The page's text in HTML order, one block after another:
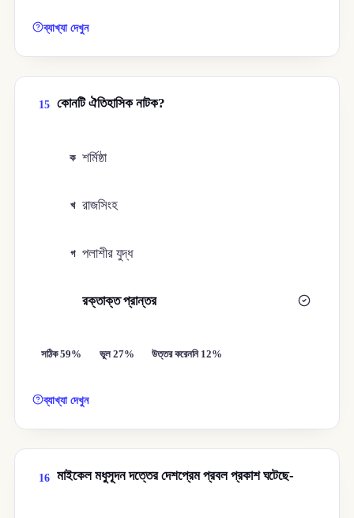
ব্যাখ্যা দেখুন
15 কোনটি ঐতিহাসিক নাটক?
ক শর্মিষ্ঠা
খ রাজসিংহ
গ পলাশীর যুদ্ধ
রক্তাক্ত প্রান্তর
সঠিক 59% ভুল 27% উত্তর করেননি 12%
ব্যাখ্যা দেখুন
16 মাইকেল মধুসূদন দত্তের দেশপ্রেম প্রবল প্রকাশ ঘটেছে-